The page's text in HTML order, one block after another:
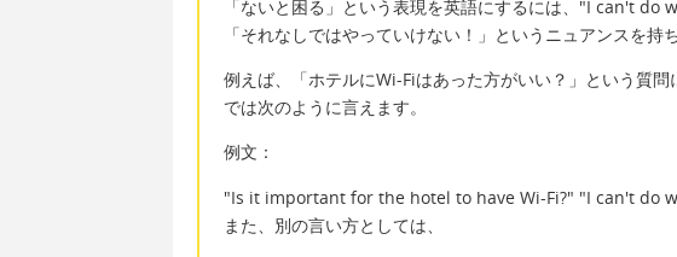
「ないと困る」という表現を英語にするには、"I can't do
「それなしではやっていけない！」というニュアンスを持ち
例えば、「ホテルにWi-Fiはあった方がいい？」という質
では次のように言えます。
例文：
"Is it important for the hotel to have Wi-Fi?" "I can't do
また、別の言い方としては、